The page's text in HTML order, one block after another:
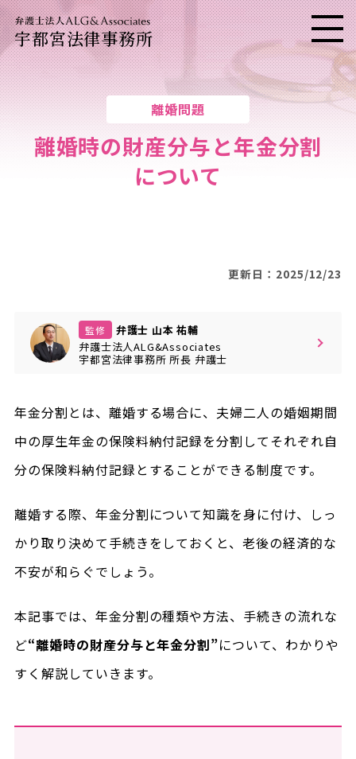
宇都宮法律事務所 メニ
離婚問題
離婚時の財産分与と年金分割
について
更新日：2025/12/23
監修
弁護士 山本 祐輔
弁護士法人ALG&Associates
宇都宮法律事務所所長 弁護士
年金分割とは、離婚する場合に、夫婦二人の婚姻期間
中の厚生年金の保険料納付記録を分割してそれぞれ自
分の保険料納付記録とすることができる制度です。
離婚する際、年金分割について知識を身に付け、しっ
かり取り決めて手続きをしておくと、老後の経済的な
不安が和らぐでしょう。
本記事では、年金分割の種類や方法、手続きの流れな
ど“離婚時の財産分与と年金分割”について、わかりや
すく解説していきます。